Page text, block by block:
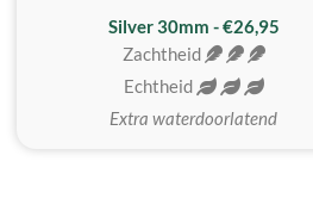
Silver 30mm - €26,95
Zachtheid
Echtheid
Extra waterdoorlatend